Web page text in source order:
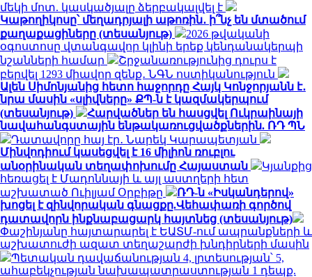
մեկի մոտ. կասկածյալը ձերբակալվել է
Կաթողիկոսը՝ մեղադրյալի աթոռին․ ի՞նչ են մտածում
քաղաքացիները (տեսանյութ)
2026 թվականի
օգոստոսը վտանգավոր կլինի երեք կենդանակերպի
նշանների համար
Շրջանառությունից դուրս է
բերվել 1293 միավոր զենք․ ՆԳՆ ոստիկանություն
Ալեն Սիմոնյանից հետո հաջորդը Հայկ Կոնջորյանն է․
նրա մասին «սլիվները» ՔՊ-ն է կազմակերպում
(տեսանյութ)
Հարվածներ են հասցվել Ուկրաինայի
նավահանգստային ենթակառուցվածքներին. ՌԴ ՊՆ
Դատավորը հայ էր․ Նարեկ Կարապետյան
Մինվոդիում կասեցվել է 16 միլիոն ռուբլու
անօրինական տեղափոխումը Հայաստան
Կյանքից
հեռացել է Մադոննայի և այլ աստղերի հետ
աշխատած Ուիլյամ Օրբիթը
ՌԴ-ն «Իսկանդերով»
խոցել է զինվորական գնացքը.Վեհափառի գործով
դատավորն ինքնաբացարկ հայտնեց (տեսանյութ)
Փաշինյանը հայտարարել է ԵԱՏՄ-ում ապրանքների և
աշխատուժի ազատ տեղաշարժի խնդիրների մասին
Պետական դավաճանության 4, լրտեսության՝ 5,
ահաբեկչության նախապատրաստության 1 դեպք.